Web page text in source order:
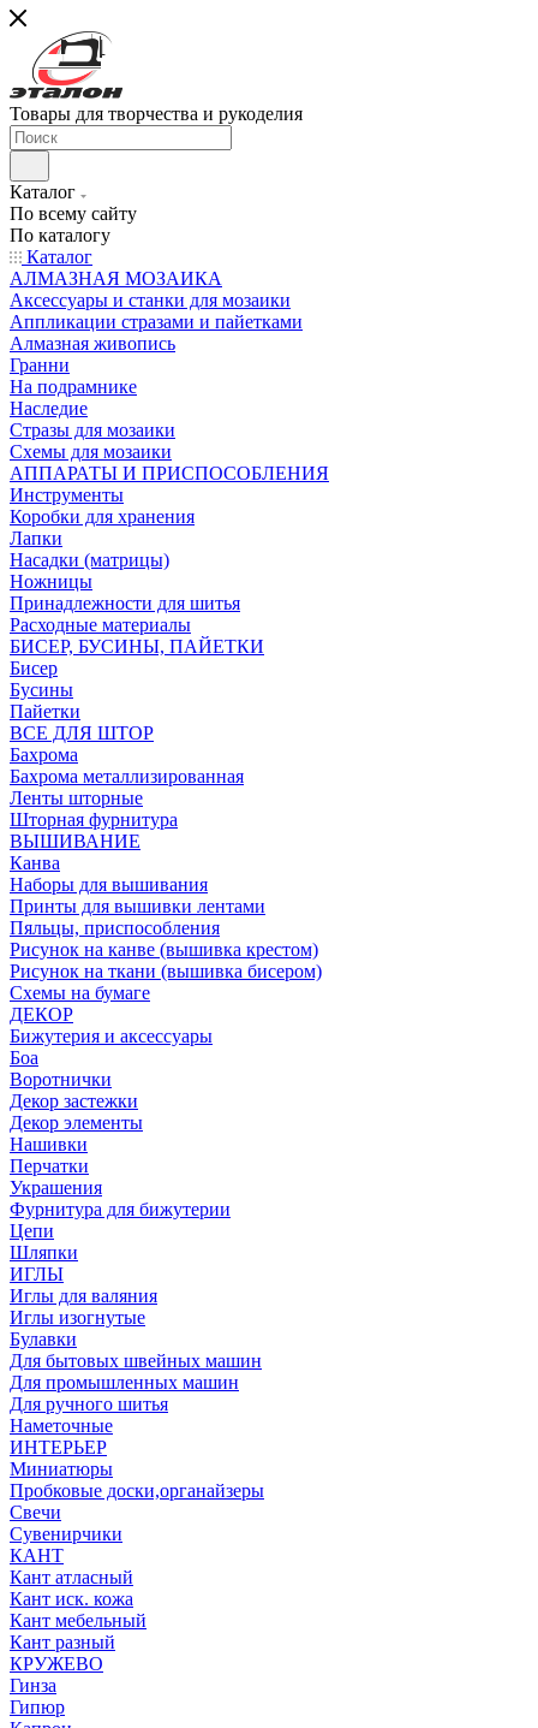
Товары для творчества и рукоделия
Каталог
По всему сайту
По каталогу
Каталог
АЛМАЗНАЯ МОЗАИКА
Аксессуары и станки для мозаики
Аппликации стразами и пайетками
Алмазная живопись
Гранни
На подрамнике
Наследие
Стразы для мозаики
Схемы для мозаики
АППАРАТЫ И ПРИСПОСОБЛЕНИЯ
Инструменты
Коробки для хранения
Лапки
Насадки (матрицы)
Ножницы
Принадлежности для шитья
Расходные материалы
БИСЕР, БУСИНЫ, ПАЙЕТКИ
Бисер
Бусины
Пайетки
ВСЕ ДЛЯ ШТОР
Бахрома
Бахрома металлизированная
Ленты шторные
Шторная фурнитура
ВЫШИВАНИЕ
Канва
Наборы для вышивания
Принты для вышивки лентами
Пяльцы, приспособления
Рисунок на канве (вышивка крестом)
Рисунок на ткани (вышивка бисером)
Схемы на бумаге
ДЕКОР
Бижутерия и аксессуары
Боа
Воротнички
Декор застежки
Декор элементы
Нашивки
Перчатки
Украшения
Фурнитура для бижутерии
Цепи
Шляпки
ИГЛЫ
Иглы для валяния
Иглы изогнутые
Булавки
Для бытовых швейных машин
Для промышленных машин
Для ручного шитья
Наметочные
ИНТЕРЬЕР
Миниатюры
Пробковые доски,органайзеры
Свечи
Сувенирчики
КАНТ
Кант атласный
Кант иск. кожа
Кант мебельный
Кант разный
КРУЖЕВО
Гинза
Гипюр